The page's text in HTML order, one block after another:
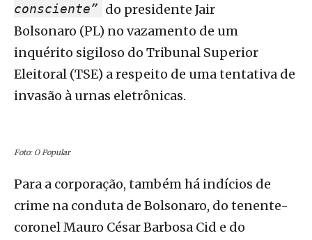
consciente” do presidente Jair
Bolsonaro (PL) no vazamento de um
inquérito sigiloso do Tribunal Superior
Eleitoral (TSE) a respeito de uma tentativa de
invasão à urnas eletrônicas.
Foto: O Popular
Para a corporação, também há indícios de
crime na conduta de Bolsonaro, do tenente-
coronel Mauro César Barbosa Cid e do